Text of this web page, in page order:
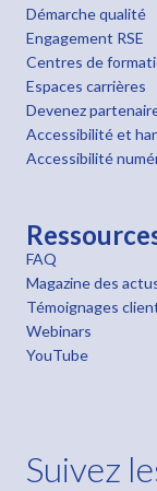
Démarche qualité
Engagement RSE
Centres de
Espaces carrières
Devenez
Accessibilité et
Accessibilité
FAQ
Magazine des
Témoignages
Webinars
YouTube
Suivez